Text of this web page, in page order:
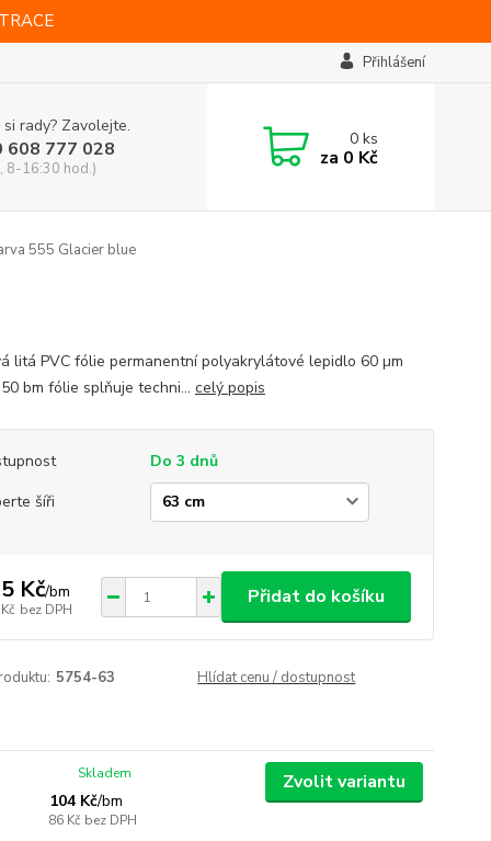
Přihlášení
rady? Zavolejte.
608 777 028
8-16:30 hod.)
0ks
za 0 Kč
555 Glacier blue
litá PVC fólie permanentní polyakrylátové lepidlo 60 µm
bm fólie splňuje techni... celý popis
Do 3 dnů
šíři
Kč/bm
bez DPH
Přidat do košíku
5754-63 Hlídat cenu / dostupnost
104 Kč/bm
86 Kč bez DPH
Skladem Zvolit variantu